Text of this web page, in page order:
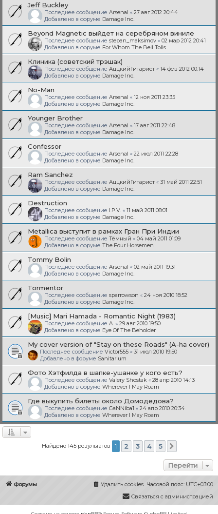
Jeff Buckley
Последнее сообщение Arsenal « 27 авг 2012 20:44
Добавлено в форуме Damage Inc.
Beyond Magnetic выйдет на серебряном виниле
Последнее сообщение stepan_maksimov « 02 мар 2012 20:41
Добавлено в форуме For Whom The Bell Tolls
Клиника (советский трэшак)
Последнее сообщение АццкийГитарист « 14 фев 2012 00:14
Добавлено в форуме Damage Inc.
No-Man
Последнее сообщение Arsenal « 12 ноя 2011 23:35
Добавлено в форуме Damage Inc.
Younger Brother
Последнее сообщение Arsenal « 17 авг 2011 22:48
Добавлено в форуме Damage Inc.
Confessor
Последнее сообщение Arsenal « 22 июл 2011 22:28
Добавлено в форуме Damage Inc.
Ram Sanchez
Последнее сообщение АццкийГитарист « 31 май 2011 22:51
Добавлено в форуме Damage Inc.
Destruction
Последнее сообщение I.P.V. « 11 май 2011 08:01
Добавлено в форуме Damage Inc.
Metallica выступит в рамках Гран При Индии
Последнее сообщение Тёмный « 04 май 2011 01:09
Добавлено в форуме The Four Horsemen
Tommy Bolin
Последнее сообщение Arsenal « 02 май 2011 19:31
Добавлено в форуме Damage Inc.
Tormentor
Последнее сообщение sparrowson « 24 ноя 2010 18:52
Добавлено в форуме Damage Inc.
[Music] Mari Hamada - Romantic Night (1983)
Последнее сообщение A. « 29 авг 2010 19:50
Добавлено в форуме Eye Of The Beholder
My cover version of "Stay on these Roads" (A-ha cover)
Последнее сообщение Victor555 « 31 июл 2010 19:50
Добавлено в форуме Sanitarium
Фото Хэтфилда в шапке-ушанке у кого есть?
Последнее сообщение Valery Shostak « 28 апр 2010 14:13
Добавлено в форуме Wherever I May Roam
Где выкупить билеты около Домодедова?
Последнее сообщение GaNNiba1 « 24 апр 2010 20:34
Добавлено в форуме Wherever I May Roam
Найдено 145 результатов 1 2 3 4 5
Перейти
Форумы Часовой пояс: UTC+03:00
Удалить cookies
Связаться с администрацией